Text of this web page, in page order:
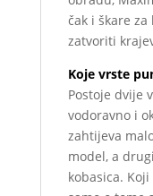
čak i škare za
zatvoriti
Koje vrste
Postoje dvije
vodoravno i
zahtijeva
model, a
kobasica.